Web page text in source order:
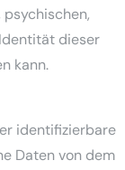
dieser
kann.
identifizierbare
Daten von dem